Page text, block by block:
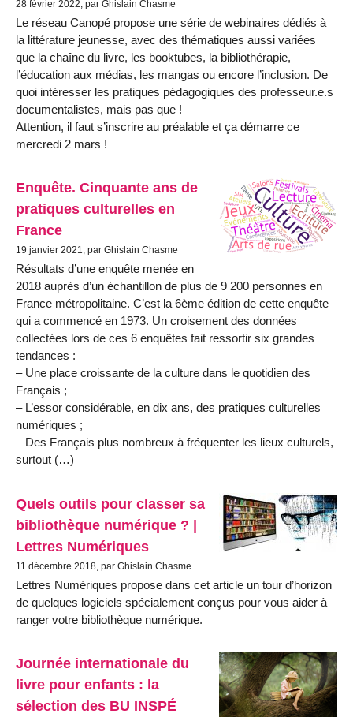
28 février 2022, par Ghislain Chasme
Le réseau Canopé propose une série de webinaires dédiés à
la littérature jeunesse, avec des thématiques aussi variées
que la chaîne du livre, les booktubes, la bibliothérapie,
l’éducation aux médias, les mangas ou encore l’inclusion. De
quoi intéresser les pratiques pédagogiques des professeur.e.s
documentalistes, mais pas que !
Attention, il faut s’inscrire au préalable et ça démarre ce
mercredi 2 mars !
Enquête. Cinquante ans de
pratiques culturelles en
France
19 janvier 2021, par Ghislain Chasme
Résultats d’une enquête menée en
2018 auprès d’un échantillon de plus de 9 200 personnes en
France métropolitaine. C’est la 6ème édition de cette enquête
qui a commencé en 1973. Un croisement des données
collectées lors de ces 6 enquêtes fait ressortir six grandes
tendances :
– Une place croissante de la culture dans le quotidien des
Français ;
– L’essor considérable, en dix ans, des pratiques culturelles
numériques ;
– Des Français plus nombreux à fréquenter les lieux culturels,
surtout (…)
Quels outils pour classer sa
bibliothèque numérique ? |
Lettres Numériques
11 décembre 2018, par Ghislain Chasme
Lettres Numériques propose dans cet article un tour d’horizon
de quelques logiciels spécialement conçus pour vous aider à
ranger votre bibliothèque numérique.
Journée internationale du
livre pour enfants : la
sélection des BU INSPÉ